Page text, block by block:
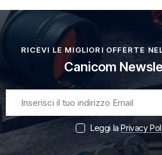
RICEVI LE MIGLIORI OFFERTE
Canicom
Leggi laPrivacy